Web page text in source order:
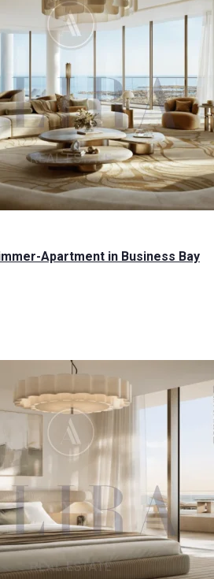
Apartment in Business Bay